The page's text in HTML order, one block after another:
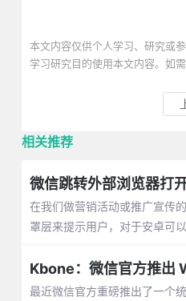
本文内容仅供个人学习、研究或
学习研究目的使用本文内容。如
相关推荐
微信跳转外部浏览器打
在我们做营销活动或推广宣传
罩层来提示用户，对于安卓可
Kbone：微信官方推出
最近微信官方重磅推出了一个